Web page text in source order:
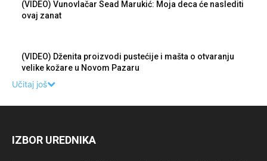
(VIDEO) Vunovlačar Sead Marukić: Moja deca će naslediti
ovaj zanat
(VIDEO) Dženita proizvodi pustećije i mašta o otvaranju
velike kožare u Novom Pazaru
Učitaj još
IZBOR UREDNIKA